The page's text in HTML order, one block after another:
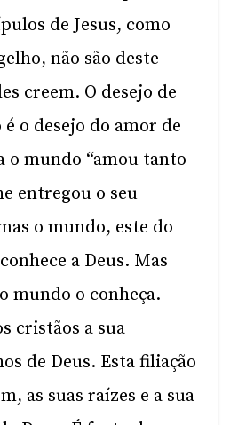
de Jesus, como
não são deste
creem. O desejo de
o desejo do amor de
o mundo “amou tanto
entregou o seu
o mundo, este do
a Deus. Mas
mundo o conheça.
cristãos a sua
de Deus. Esta filiação
as suas raízes e a sua